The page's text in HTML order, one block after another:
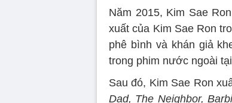
Năm 2015, Kim Sae
xuất của Kim Sae Ron
phê bình và khán giả
trong phim nước ngoài
Sau đó, Kim Sae Ron
Dad, The Neighbor,